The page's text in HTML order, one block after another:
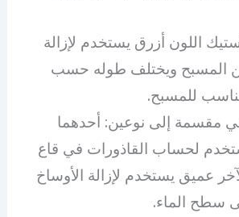
اللون أزرق يستخدم لإزالة
المسبح ويختلف طوله حسب
للمسبح.
مقسمة إلى نوعين: أحدهما
لحساب القاذورات في قاع
عميق يستخدم لإزالة الأوساخ
سطح الماء.